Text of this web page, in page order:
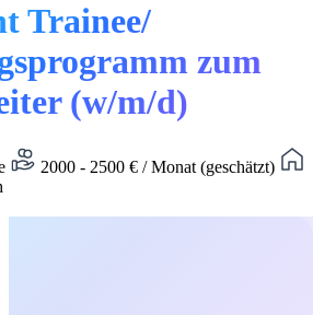
Trainee/
zum
(w/m/d)
2000 - 2500 € / Monat (geschätzt)